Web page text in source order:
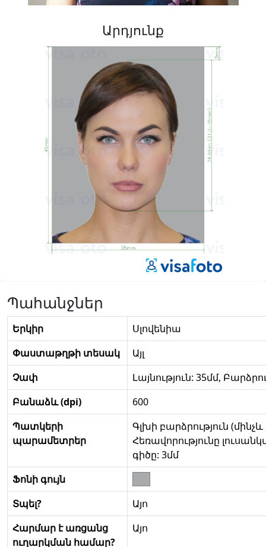
Արդյունք
Պահանջներ
Երկիր
Սլովենիա
Փաստաթղթի տեսակ
Այլ
Չափ
Լայնություն: 35մմ,
Բանաձև (dpi)
600
Պատկերի
պարամետրեր
Գլխի բարձրություն
Հեռավորությունը
գիծը: 3մմ
Ֆոնի գույն
Տպել?
Այո
Հարմար է առցանց
ուղարկման համար?
Այո